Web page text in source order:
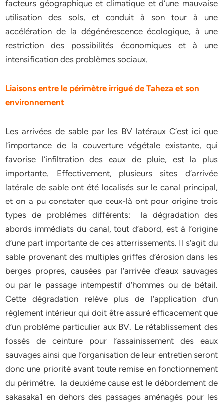
facteurs géographique et climatique et d’une mauvaise
utilisation des sols, et conduit à son tour à une
accélération de la dégénérescence écologique, à une
restriction des possibilités économiques et à une
intensification des problèmes sociaux.
Liaisons entre le périmètre irrigué de Taheza et son
environnement
Les arrivées de sable par les BV latéraux C’est ici que
l’importance de la couverture végétale existante, qui
favorise l’infiltration des eaux de pluie, est la plus
importante. Effectivement, plusieurs sites d’arrivée
latérale de sable ont été localisés sur le canal principal,
et on a pu constater que ceux-là ont pour origine trois
types de problèmes différents: la dégradation des
abords immédiats du canal, tout d’abord, est à l’origine
d’une part importante de ces atterrissements. Il s’agit du
sable provenant des multiples griffes d’érosion dans les
berges propres, causées par l’arrivée d’eaux sauvages
ou par le passage intempestif d’hommes ou de bétail.
Cette dégradation relève plus de l’application d’un
règlement intérieur qui doit être assuré efficacement que
d’un problème particulier aux BV. Le rétablissement des
fossés de ceinture pour l’assainissement des eaux
sauvages ainsi que l’organisation de leur entretien seront
donc une priorité avant toute remise en fonctionnement
du périmètre. la deuxième cause est le débordement de
sakasaka1 en dehors des passages aménagés pour les